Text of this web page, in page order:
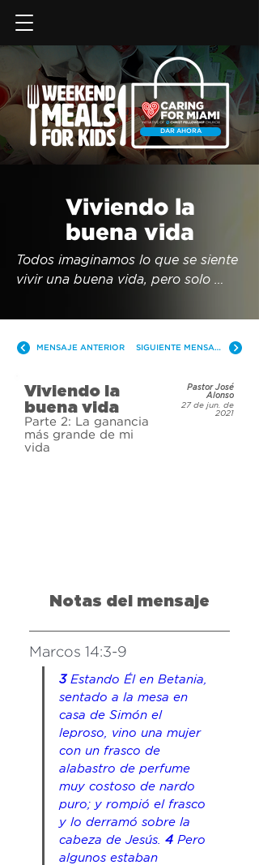
DAR AHORA
Viviendo la
buena vida
Todos imaginamos lo que se siente
vivir una buena vida, pero solo
mantendrán viviendo la buena vida.
MENSAJE ANTERIOR SIGUIENTE MENSAJE
Viviendo la
buena vida
Parte 2: La ganancia
más grande de mi
vida
Pastor José
Alonso
27 de jun. de
2021
Notas del mensaje
Marcos 14:3-9
3 Estando Él en Betania,
sentado a la mesa en
casa de Simón el
leproso, vino una mujer
con un frasco de
alabastro de perfume
muy costoso de nardo
puro; y rompió el frasco
y lo derramó sobre la
cabeza de Jesús. 4 Pero
algunos estaban